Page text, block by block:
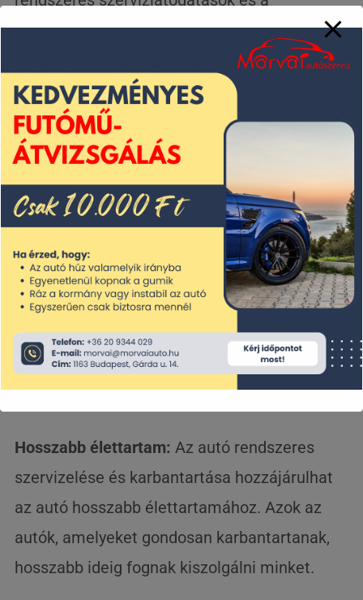
karbantartás hozzájárulnak az autó
megbízhatóságához. Ha gondoskodunk az
autónk megfelelő állapotáról, kisebb
esélyekkel alakulnak ki komolyabb,
költségesebb problémák.
Biztonság:A meghibásodások a közlekedés
során veszélyt jelenthetnek, mind a vezetőre,
mind z utasokra, a többi közlekedőre nézve. A
rendszeres szervizlátogatások segíthetnek
fenntartani az autó biztonságos működését,
például a fékek, az abroncsok és a
kormánymű ellenőrzésével.
Hosszabb élettartam: Az autó rendszeres
szervizelése és karbantartása hozzájárulhat
az autó hosszabb élettartamához. Azok az
autók, amelyeket gondosan karbantartanak,
hosszabb ideig fognak kiszolgálni minket.